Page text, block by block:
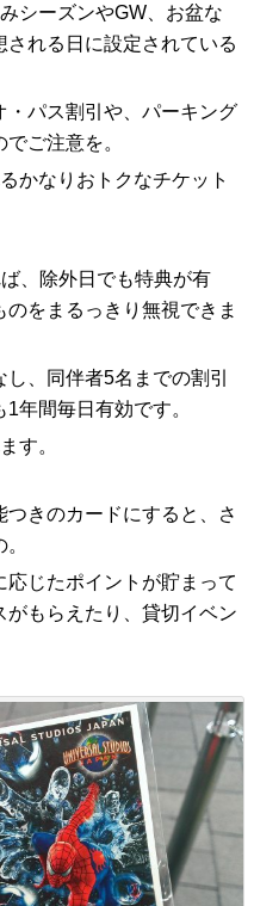
シーズンやGW、お盆な
れる日に設定されている
・パス割引や、パーキング
ご注意を。
かなりおトクなチケット
、除外日でも特典が有
をまるっきり無視できま
、同伴者5名までの割引
年間毎日有効です。
す。
きのカードにすると、さ
じたポイントが貯まって
もらえたり、貸切イベン